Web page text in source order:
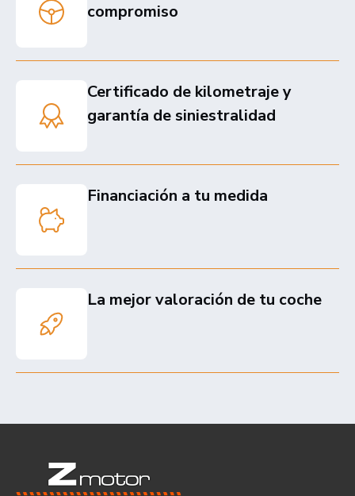
compromiso
Certificado de kilometraje y
garantía de siniestralidad
Financiación a tu medida
La mejor valoración de tu coche